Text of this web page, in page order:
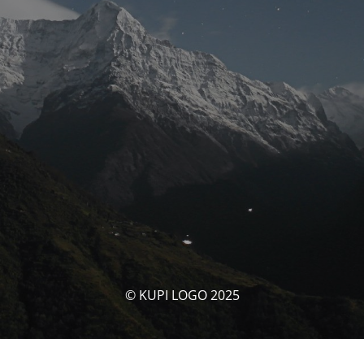
© KUPI LOGO 2025